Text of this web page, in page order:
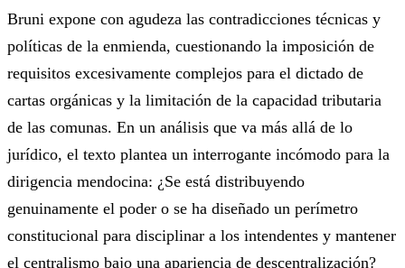
Bruni expone con agudeza las contradicciones técnicas y
políticas de la enmienda, cuestionando la imposición de
requisitos excesivamente complejos para el dictado de
cartas orgánicas y la limitación de la capacidad tributaria
de las comunas. En un análisis que va más allá de lo
jurídico, el texto plantea un interrogante incómodo para la
dirigencia mendocina: ¿Se está distribuyendo
genuinamente el poder o se ha diseñado un perímetro
constitucional para disciplinar a los intendentes y mantener
el centralismo bajo una apariencia de descentralización?